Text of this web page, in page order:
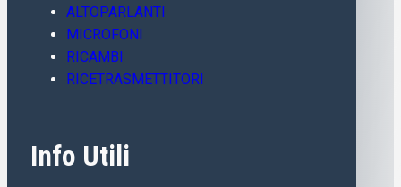
ALTOPARLANTI
MICROFONI
RICAMBI
RICETRASMETTITORI
Info Utili